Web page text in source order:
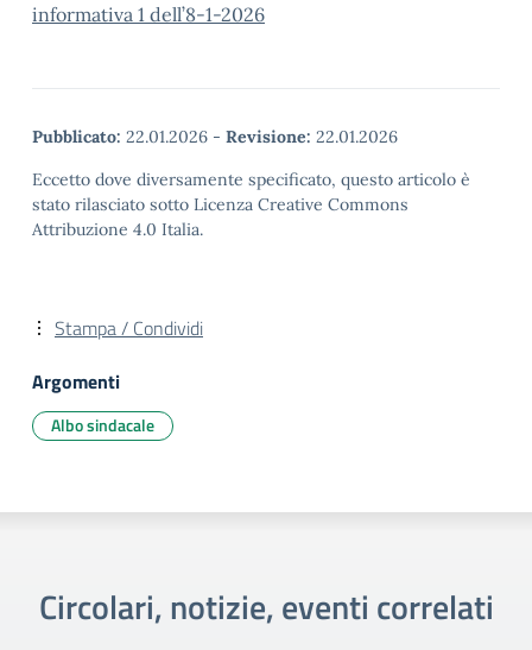
informativa 1 dell’8-1-2026
Pubblicato: 22.01.2026 - Revisione: 22.01.2026
Eccetto dove diversamente specificato, questo articolo è
stato rilasciato sotto Licenza Creative Commons
Attribuzione 4.0 Italia.
Stampa / Condividi
Argomenti
Albo sindacale
Circolari, notizie, eventi correlati